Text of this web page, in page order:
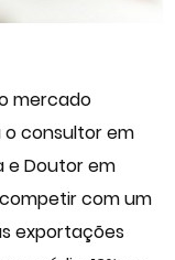
mercado
o consultor em
e Doutor em
competir com um
exportações